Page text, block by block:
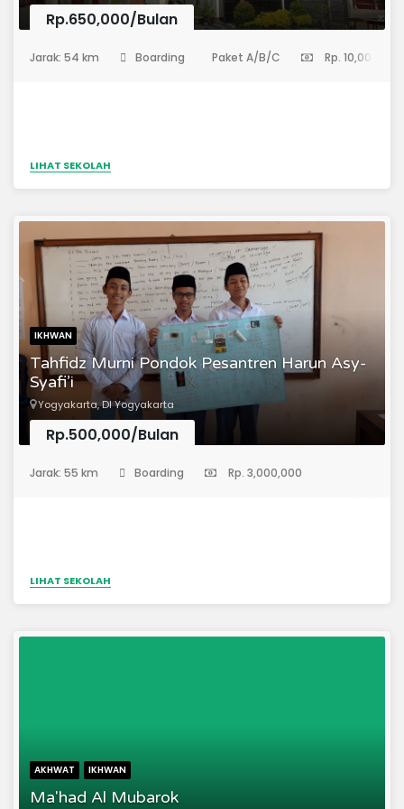
Rp.650,000/Bulan
Jarak: 54 km Boarding Paket A/B/C Rp. 10,000,000
LIHAT SEKOLAH
IKHWAN
Tahfidz Murni Pondok Pesantren Harun Asy-
Syafi’i
Yogyakarta, DI Yogyakarta
Rp.500,000/Bulan
Jarak: 55 km Boarding Rp. 3,000,000
LIHAT SEKOLAH
AKHWAT IKHWAN
Ma'had Al Mubarok